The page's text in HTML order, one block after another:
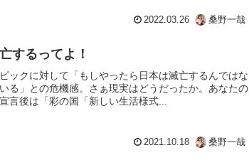
2022.03.26 桑野一哉
するってよ！
ックに対して「もしやったら日本は滅亡するんではな
る」との危機感。さぁ現実はどうだったか。あなたの
言後は「彩の国「新しい生活様式...
2021.10.18 桑野一哉